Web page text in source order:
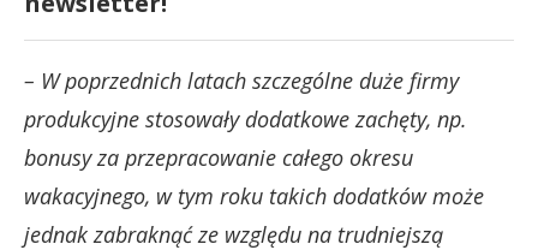
– W poprzednich latach szczególne duże firmy
produkcyjne stosowały dodatkowe zachęty, np.
bonusy za przepracowanie całego okresu
wakacyjnego, w tym roku takich dodatków może
jednak zabraknąć ze względu na trudniejszą